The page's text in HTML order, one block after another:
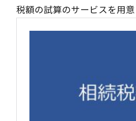
税額の試算のサービスを用意